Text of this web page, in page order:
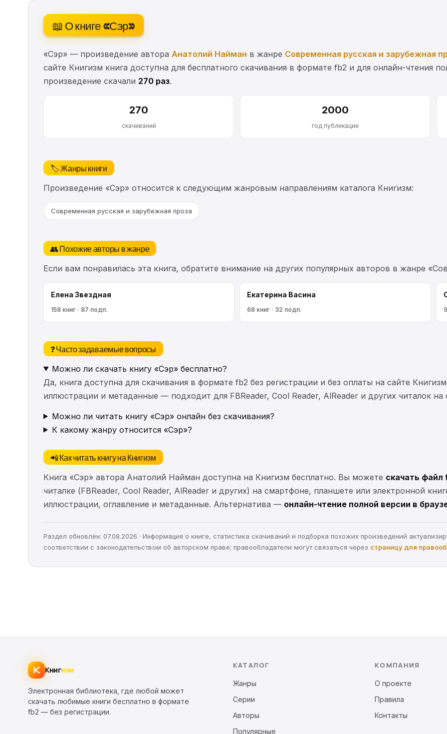
📖 О книге «Сэр»
«Сэр» — произведение автора Анатолий Найман в жанре Современная русская и зарубежная
сайте Книгизм книга доступна для бесплатного скачивания в формате fb2 и для онлайн-чтения
произведение скачали 270 раз.
270
скачиваний
2000
год публикации
🏷️ Жанры книги
Произведение «Сэр» относится к следующим жанровым направлениям каталога Книгизм:
Современная русская и зарубежная проза
👥 Похожие авторы в жанре
Если вам понравилась эта книга, обратите внимание на других популярных авторов в жанре
Елена Звездная
158 книг · 87 подп.
Екатерина Васина
68 книг · 32 подп.
❓ Часто задаваемые вопросы
Можно ли скачать книгу «Сэр» бесплатно?
Да, книга доступна для скачивания в формате fb2 без регистрации и без оплаты на сайте
иллюстрации и метаданные — подходит для FBReader, Cool Reader, AlReader и других читалок
Можно ли читать книгу «Сэр» онлайн без скачивания?
К какому жанру относится «Сэр»?
📲 Как читать книгу на Книгизм
Книга «Сэр» автора Анатолий Найман доступна на Книгизм бесплатно. Вы можете скачать файл
читалке (FBReader, Cool Reader, AlReader и других) на смартфоне, планшете или электронной
иллюстрации, оглавление и метаданные. Альтернатива — онлайн-чтение полной версии в
Раздел обновлён: 07.08.2026 · Информация о книге, статистика скачиваний и подборка похожих произведений
соответствии с законодательством об авторском праве; правообладатели могут связаться через страницу для
Книгизм
Электронная библиотека, где любой может
скачать любимые книги бесплатно в формате
fb2 — без регистрации.
КАТАЛОГ
Жанры
Серии
Авторы
Популярные
КОМПАНИЯ
О проекте
Правила
Контакты